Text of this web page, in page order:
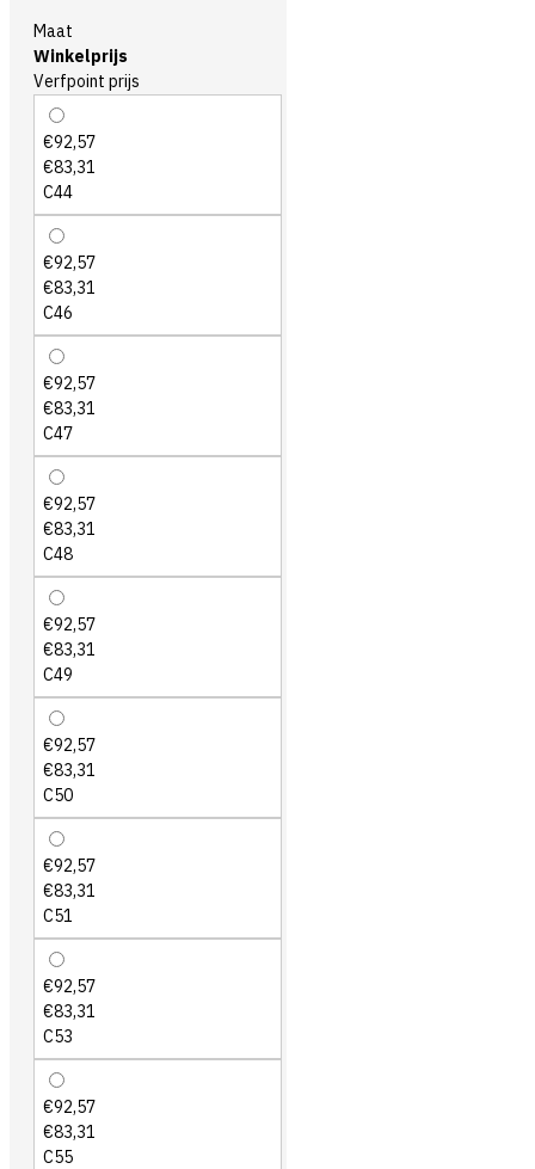
Maat
Winkelprijs
Verfpoint prijs
€92,57
€83,31
C44
€92,57
€83,31
C46
€92,57
€83,31
C47
€92,57
€83,31
C48
€92,57
€83,31
C49
€92,57
€83,31
C50
€92,57
€83,31
C51
€92,57
€83,31
C53
€92,57
€83,31
C55